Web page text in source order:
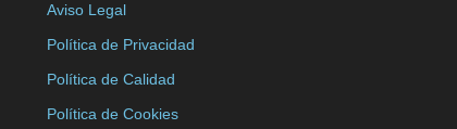
Aviso Legal
Política de Privacidad
Política de Calidad
Política de Cookies